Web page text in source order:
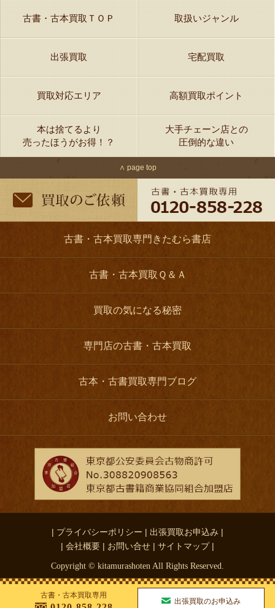
古書・古本買取専用
出張買取のお申込み
古書・古本買取ＴＯＰ 取扱いジャンル
出張買取 宅配買取
買取対応エリア 高額買取ポイント
本は捨てるより
売ったほうがお得！？
大手チェーン店との
圧倒的な違い
∧ page top
古書・古本買取専門きたむら書店
古書・古本買取Ｑ＆Ａ
買取の気になる秘密
専門店の古書・古本買取
古本・古書買取専門ブログ
お問い合わせ
| プライバシーポリシー | 出張買取お申込み |
| 会社概要 | お問い合せ | サイトマップ |
Copyright © kitamurashoten All Rights Reserved.